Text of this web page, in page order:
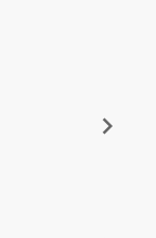
keyboard_arrow_right